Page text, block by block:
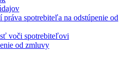
práva spotrebiteľa na odstúpenie od
voči spotrebiteľovi
od zmluvy